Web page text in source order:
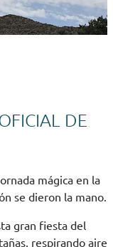
DE
mágica en la
se dieron la mano.
gran fiesta del
respirando aire